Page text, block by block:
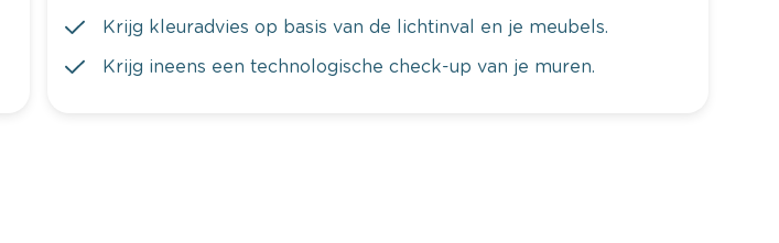
Krijg kleuradvies op basis van de lichtinval en je meubels.
Krijg ineens een technologische check-up van je muren.